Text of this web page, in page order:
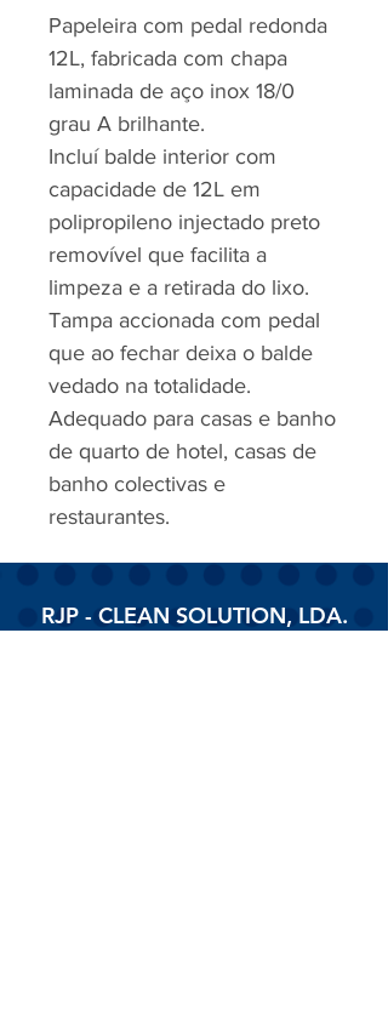
Papeleira com pedal redonda
12L, fabricada com chapa
laminada de aço inox 18/0
grau A brilhante.
Incluí balde interior com
capacidade de 12L em
polipropileno injectado preto
removível que facilita a
limpeza e a retirada do lixo.
Tampa accionada com pedal
que ao fechar deixa o balde
vedado na totalidade.
Adequado para casas e banho
de quarto de hotel, casas de
banho colectivas e
restaurantes.
RJP - CLEAN SOLUTION, LDA.